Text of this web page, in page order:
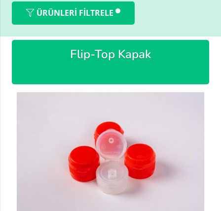
ÜRÜNLERI FILTRELE
Flip-Top Kapak